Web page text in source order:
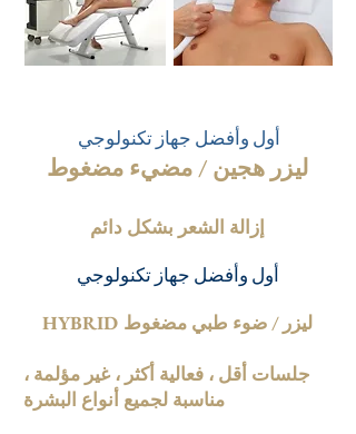
أول وأفضل جهاز تكنولوجي
ليزر هجين / مضيء مضغوط
إزالة الشعر بشكل دائم
أول وأفضل جهاز تكنولوجي
​HYBRID ليزر / ضوء طبي مضغوط
جلسات أقل ، فعالية أكثر ، غير مؤلمة ،
مناسبة لجميع أنواع البشرة